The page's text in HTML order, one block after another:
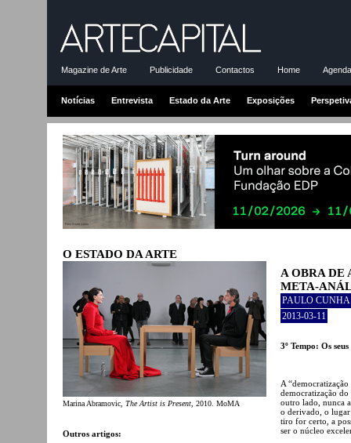
Magazine de Arte Publicidade Contactos Home
Notícias Entrevista Estado da Arte Exposições
O ESTADO DA ARTE
Marina Abramovic, The Artist is Present , 2010. MoMA
Outros artigos:
A OBRA DE
META-
PAULO CUNHA
2013-03-11
3º Tempo: Os
A
democratização
outro lado, nunca
o derivado, o lugar
tiro for certo, a
ser o núcleo